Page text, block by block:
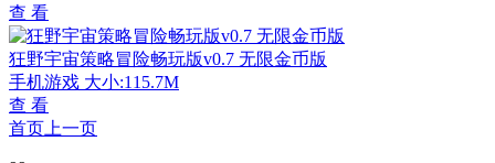
查 看
狂野宇宙策略冒险畅玩版v0.7 无限金币版
手机游戏 大小:115.7M
查 看
首页 上一页